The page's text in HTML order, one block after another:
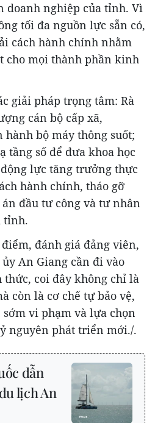
doanh nghiệp của tỉnh. Vì
tối đa nguồn lực sẵn có,
cách hành chính nhằm
cho mọi thành phần kinh
giải pháp trọng tâm: Rà
cán bộ cấp xã,
bộ máy thông suốt;
tầng số để đưa khoa học
lực tăng trưởng thực
hành chính, tháo gỡ
đầu tư công và tư nhân
tỉnh.
đánh giá đảng viên,
An Giang cần đi vào
coi đây không chỉ là
còn là cơ chế tự bảo vệ,
vi phạm và lựa chọn
nguyên phát triển mới./.
dẫn
lịch An